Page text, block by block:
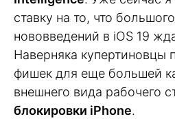
ставку на то, что
нововведений в iOS 19
Наверняка купертиновцы
фишек для еще большей
внешнего вида рабочего
блокировки iPhone.